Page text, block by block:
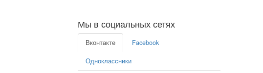
Мы в социальных сетях
Вконтакте Facebook
Одноклассники